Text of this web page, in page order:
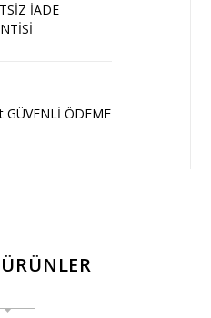
İADE
GÜVENLİ ÖDEME